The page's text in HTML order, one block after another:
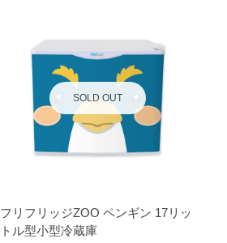
SOLD OUT
フリフリッジZOO ペンギン 17リッ
トル型小型冷蔵庫